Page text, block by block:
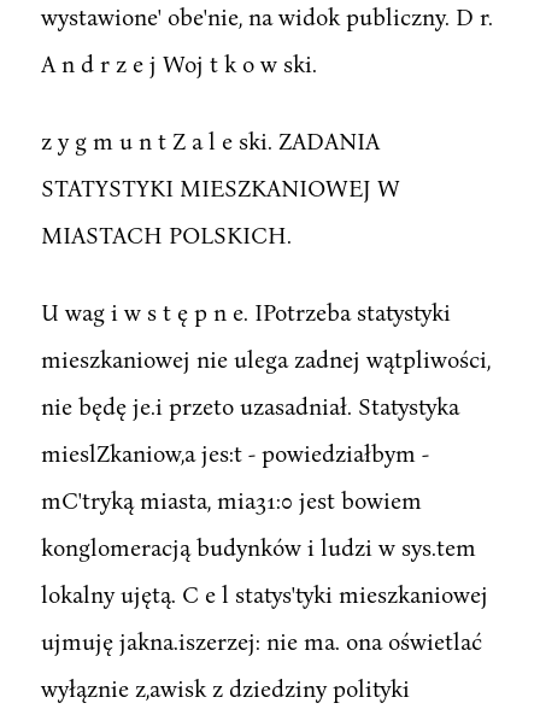
wystawione' obe'nie, na widok publiczny. D r.
A n d r z e j Woj t k o w ski.
z y g m u n t Z a l e ski. ZADANIA
STATYSTYKI MIESZKANIOWEJ W
MIASTACH POLSKICH.
U wag i w s t ę p n e. IPotrzeba statystyki
mieszkaniowej nie ulega zadnej wątpliwości,
nie będę je.i przeto uzasadniał. Statystyka
mieslZkaniow,a jes:t - powiedziałbym -
mC'tryką miasta, mia31:0 jest bowiem
konglomeracją budynków i ludzi w sys.tem
lokalny ujętą. C e l statys'tyki mieszkaniowej
ujmuję jakna.iszerzej: nie ma. ona oświetlać
wyłąznie z,awisk z dziedziny polityki